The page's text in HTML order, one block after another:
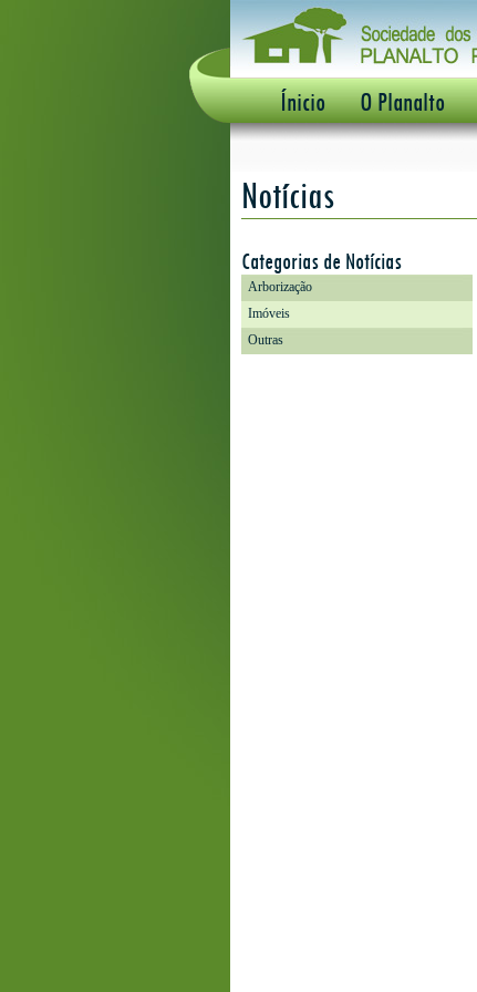
Ínicio O Planalto
Notícias
Categorias de Notícias
Arborização
Imóveis
Outras